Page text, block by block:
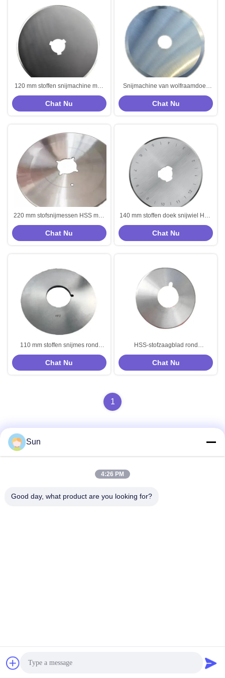
120 mm stoffen snijmachine mes
rond snijwiel van wolfraamcarbide
stof
Chat Nu
Snijmachine van wolfraamdoek
Rond mes HSS SKD Snijwiel
Stofmes
Chat Nu
220 mm stofsnijmessen HSS mes
Stof snijmachine mes
Chat Nu
140 mm stoffen doek snijwiel HSS
stoffen snijwielbladen
Chat Nu
110 mm stoffen snijmes rond
hardmetalen HSS stoffen snijmes
Chat Nu
HSS-stofzaagblad rond
wolfraamcarbide SKD-rolblad
voor het zagen van stof
Chat Nu
1
NO.55 XINSHENG WEG, WUJIN-DISTRICT, CHANGZHOU-
Changzhou Jayu International Trade Co., Ltd . Alle rechten
Sun
4:26 PM
Good day, what product are you looking for?